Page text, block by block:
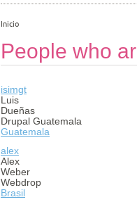
Inicio
People who
isimgt
Luis
Dueñas
Drupal Guatemala
Guatemala
alex
Alex
Weber
Webdrop
Brasil